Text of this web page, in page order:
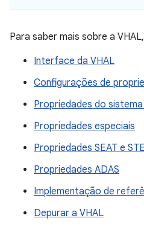
Para saber mais sobre a
Interface da VHAL
Configurações de
Propriedades do
Propriedades especiais
Propriedades SEAT e
Propriedades ADAS
Implementação de
Depurar a VHAL